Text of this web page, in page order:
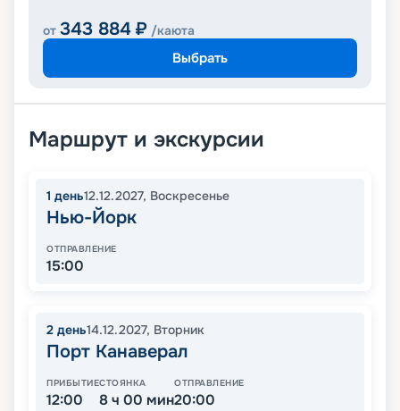
от 343 884 ₽ /каюта
Выбрать
Маршрут и экскурсии
1 день12.12.2027, Воскресенье
Нью-Йорк
ОТПРАВЛЕНИЕ
15:00
2 день14.12.2027, Вторник
Порт Канаверал
ПРИБЫТИЕ
12:00
СТОЯНКА
8 ч 00 мин
ОТПРАВЛЕНИЕ
20:00